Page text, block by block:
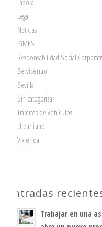
Legal
Noticias
PYMES
Responsabilidad Social
Servicentro
Sevilla
Sin categorizar
Trámites de vehículos
Urbanismo
Vivienda
Entradas
Trabajar en una